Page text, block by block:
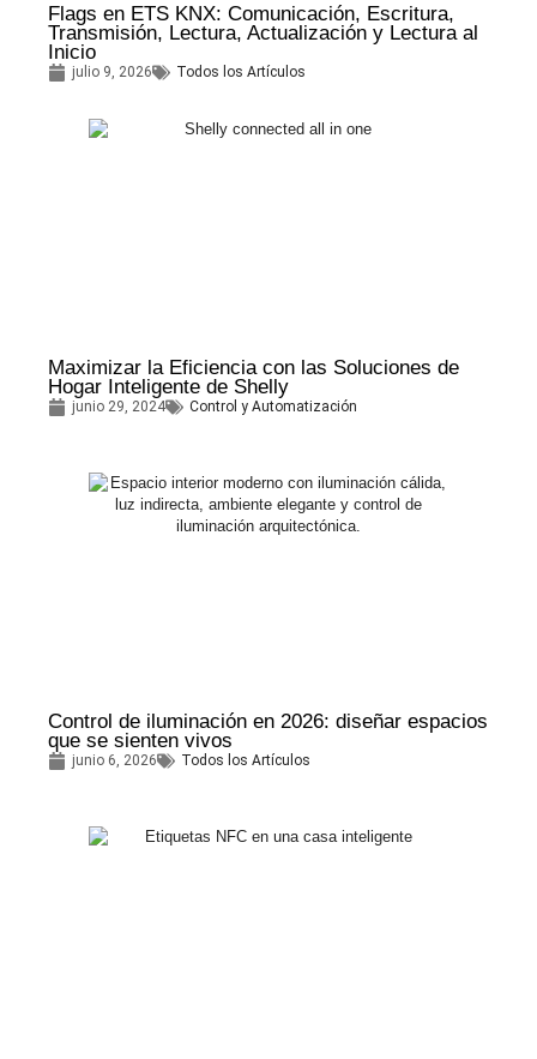
Flags en ETS KNX: Comunicación, Escritura,
Transmisión, Lectura, Actualización y Lectura al
Inicio
julio 9, 2026 Todos los Artículos
Maximizar la Eficiencia con las Soluciones de
Hogar Inteligente de Shelly
junio 29, 2024 Control y Automatización
Control de iluminación en 2026: diseñar espacios
que se sienten vivos
junio 6, 2026 Todos los Artículos